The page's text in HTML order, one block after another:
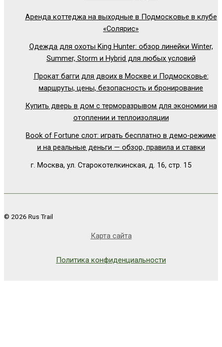
Аренда коттеджа на выходные в Подмосковье в клубе
«Солярис»
Одежда для охоты King Hunter: обзор линейки Winter,
Summer, Storm и Hybrid для любых условий
Прокат багги для двоих в Москве и Подмосковье:
маршруты, цены, безопасность и бронирование
Купить дверь в дом с терморазрывом для экономии на
отоплении и теплоизоляции
Book of Fortune слот: играть бесплатно в демо-режиме
и на реальные деньги — обзор, правила и ставки
г. Москва, ул. Старокотелкинская, д. 16, стр. 15
© 2026 Rus Trail
Карта сайта
Политика конфиденциальности